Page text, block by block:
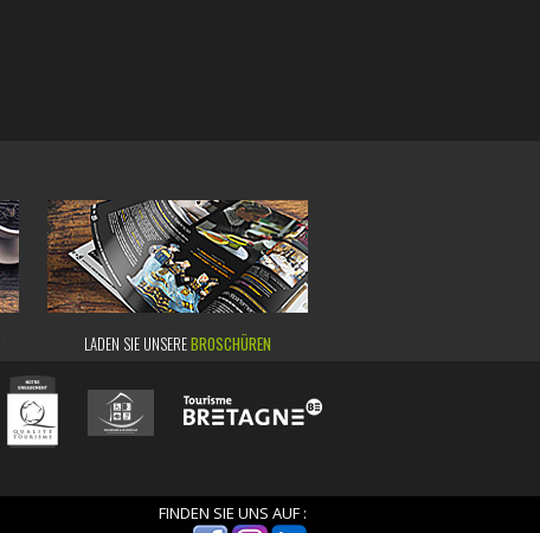
LADEN SIE UNSEREBROSCHÜREN
FINDEN SIE UNS AUF :